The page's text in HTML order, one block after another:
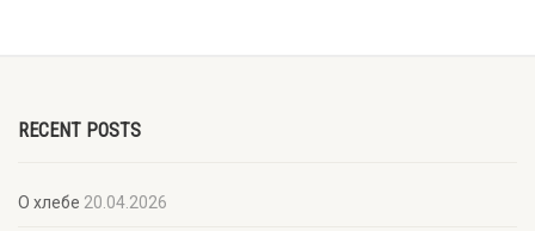
RECENT POSTS
О хлебе 20.04.2026